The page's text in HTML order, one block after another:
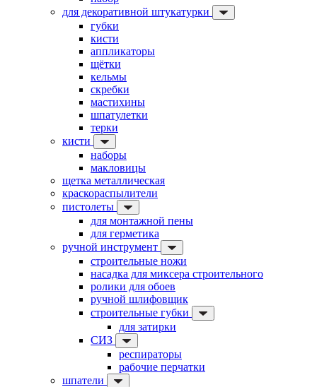
для декоративной штукатурки
губки
кисти
аппликаторы
щётки
кельмы
скребки
мастихины
шпатулетки
терки
кисти
наборы
макловицы
щетка металлическая
краскораспылители
пистолеты
для монтажной пены
для герметика
ручной инструмент
строительные ножи
насадка для миксера строительного
ролики для обоев
ручной шлифовщик
строительные губки
для затирки
СИЗ
респираторы
рабочие перчатки
шпатели